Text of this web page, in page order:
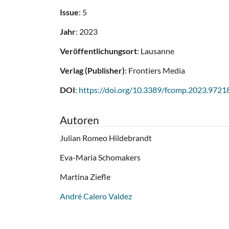
Issue: 5
Jahr: 2023
Veröffentlichungsort: Lausanne
Verlag (Publisher): Frontiers Media
DOI: https://doi.org/10.3389/
Autoren
Julian Romeo Hildebrandt
Eva-Maria Schomakers
Martina Ziefle
André Calero Valdez